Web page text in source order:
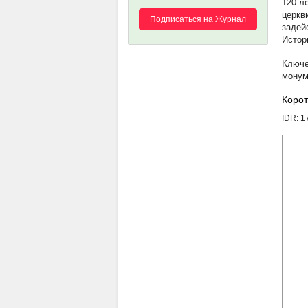
Подписаться на Журнал
120
IDR: